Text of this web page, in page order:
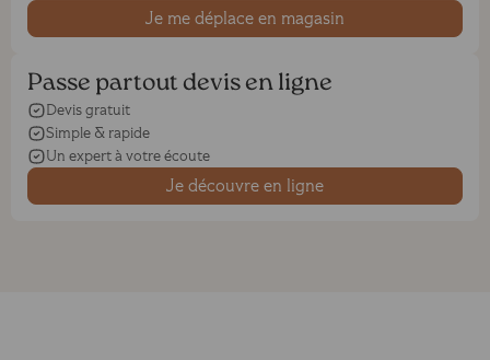
Je me déplace en magasin
Passe partout devis en ligne
Devis gratuit
Simple & rapide
Un expert à votre écoute
Je découvre en ligne